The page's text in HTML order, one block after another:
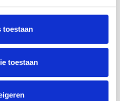
toestaan
toestaan